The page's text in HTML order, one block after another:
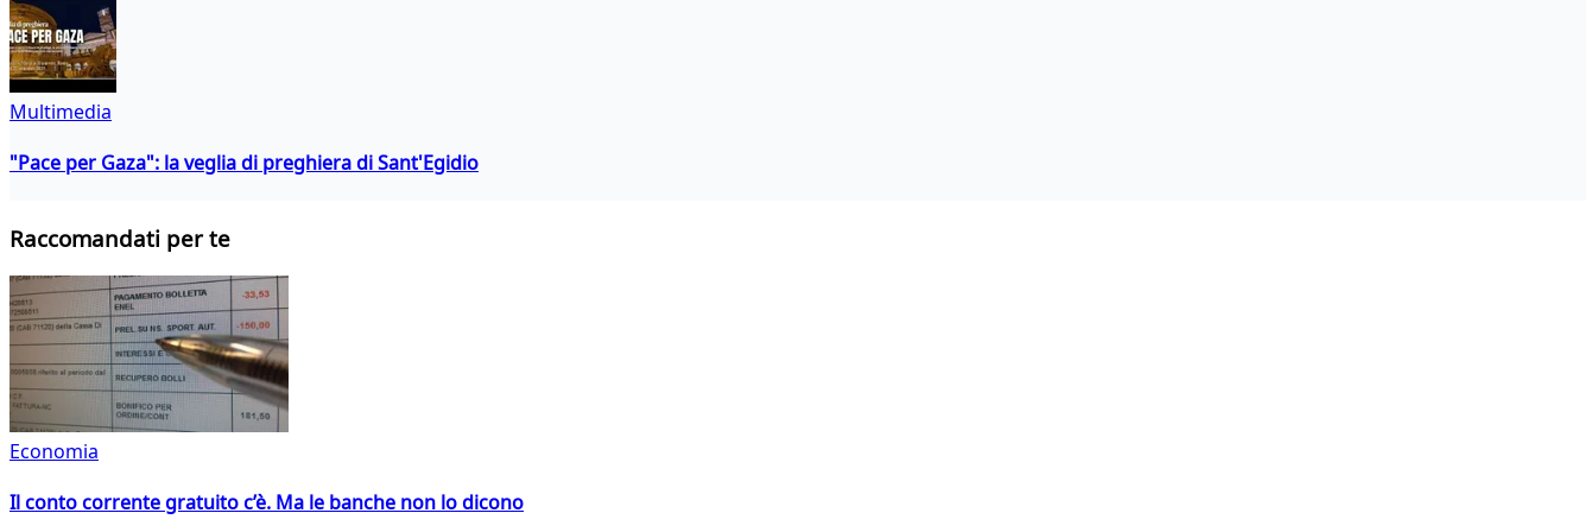
Multimedia
"Pace per Gaza": la veglia di preghiera di Sant'Egidio
Raccomandati per te
Economia
Il conto corrente gratuito c’è. Ma le banche non lo dicono